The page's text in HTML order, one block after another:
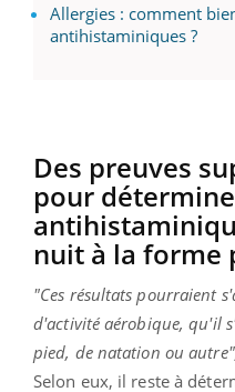
Allergies : comment
antihistaminiques ?
Des preuves
pour
nuit à la forme
"Ces résultats pourraient
d'activité aérobique, qu'il
pied, de natation ou
Selon eux, il reste à